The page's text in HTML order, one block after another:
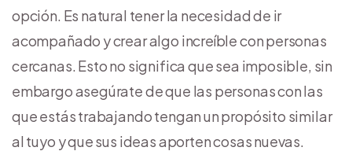
opción. Es natural tener la necesidad de ir
acompañado y crear algo increíble con personas
cercanas. Esto no significa que sea imposible, sin
embargo asegúrate de que las personas con las
que estás trabajando tengan un propósito similar
al tuyo y que sus ideas aporten cosas nuevas.